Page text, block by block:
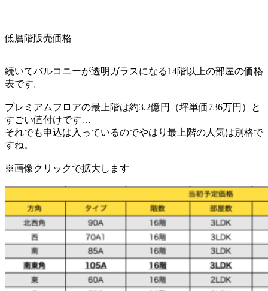
低層階販売価格
続いてバルコニーが透明ガラスになる14階以上の部屋の価格
表です。
プレミアムフロアの最上階は約3.2億円（坪単価736万円）と
すごい値付けです…
それでも申込は入っているのでやはり最上階の人気は別格で
すね。
※画像クリックで拡大します